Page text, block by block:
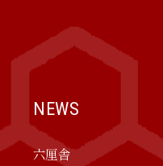
NEWS
六厘舎